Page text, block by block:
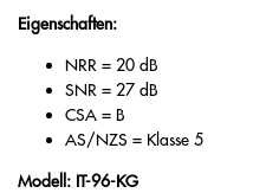
Eigenschaften:
NRR = 20 dB
SNR = 27 dB
CSA = B
AS/NZS = Klasse 5
Modell: IT-96-KG